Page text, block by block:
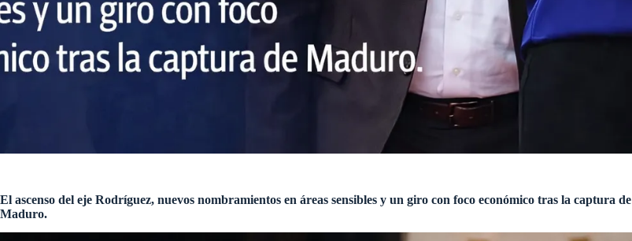
El ascenso del eje Rodríguez, nuevos nombramientos en áreas sensibles y un giro con foco económico tras la captura de
Maduro.